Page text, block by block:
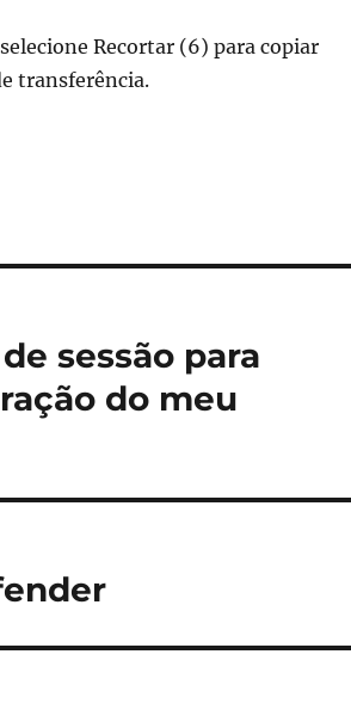
Recortar (6) para copiar
transferência.
sessão para
do meu